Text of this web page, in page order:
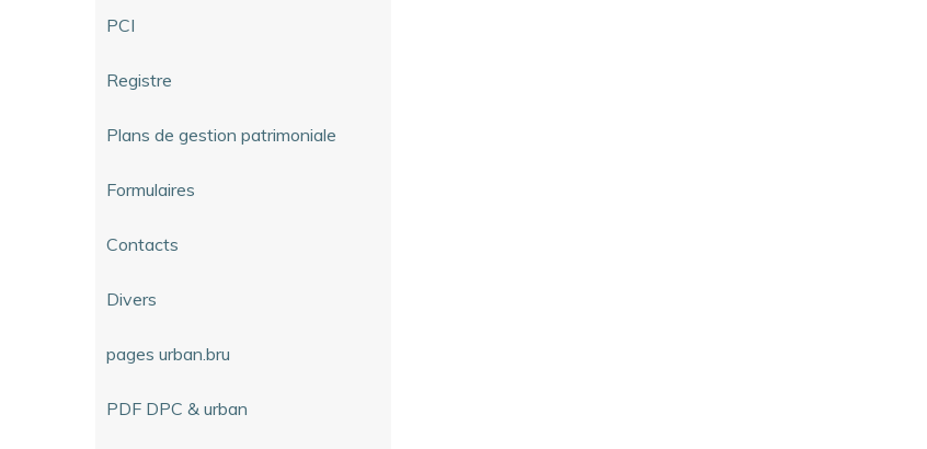
PCI
Registre
Plans de gestion patrimoniale
Formulaires
Contacts
Divers
pages urban.bru
PDF DPC & urban